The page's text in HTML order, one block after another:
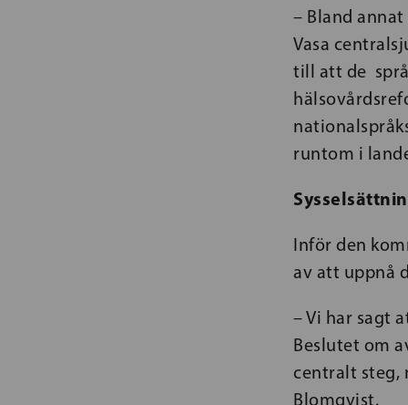
– Bland
Vasa
till att de
runtom i
Inför den
av att uppnå
– Vi har sagt
Beslutet om
centralt steg,
Blomqvist.